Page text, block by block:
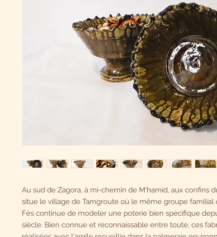
Au sud de Zagora, à mi-chemin de M'hamid, aux confins
situe le village de Tamgroute où le même groupe familial
Fès continue de modeler une poterie bien spécifique
siècle. Bien connue et reconnaissable entre toute, ces